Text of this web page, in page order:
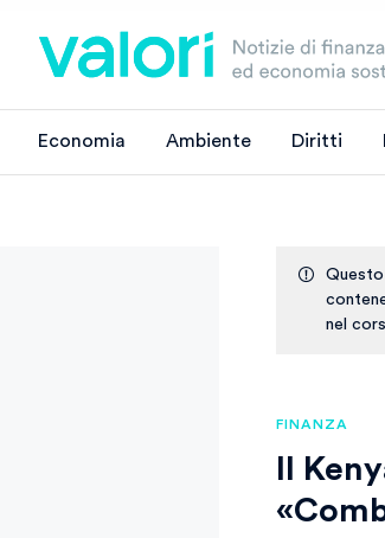
Economia Ambiente Diritti
nel
FINANZA
Il